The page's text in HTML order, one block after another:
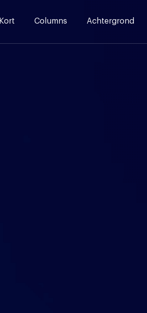
Kort Columns Achtergrond